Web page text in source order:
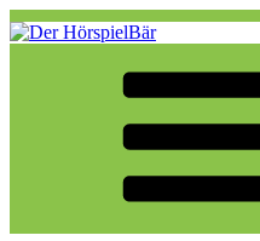
Zum
Inhalt
Der HörspielBär
Eine weitere WordPress-Website